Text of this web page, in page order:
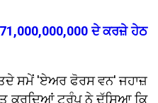
ਦੇ ਕਰਜ਼ੇ ਹੇਠ
ਸਮੇਂ 'ਏਅਰ ਫੋਰਸ ਵਨ' ਜਹਾਜ਼
ਕਰਦਿਆਂ ਟਰੰਪ ਨੇ ਦੱਸਿਆ ਕਿ